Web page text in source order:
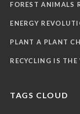
FOREST ANIMALS
ENERGY
PLANT A PLANT
RECYCLING IS THE
TAGS CLOUD